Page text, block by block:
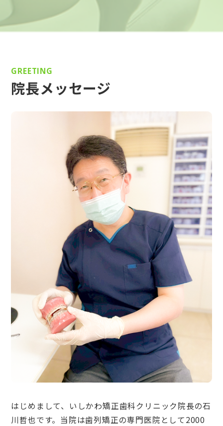
GREETING
院長メッセージ
はじめまして、いしかわ矯正歯科クリニック院長の石
川哲也です。当院は歯列矯正の専門医院として2000